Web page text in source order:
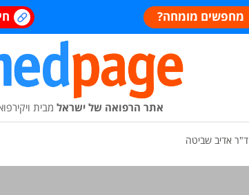
מחפשים מומחה?
אתר הרפואה של ישראל מבית
ד"ר אדיב שביטה